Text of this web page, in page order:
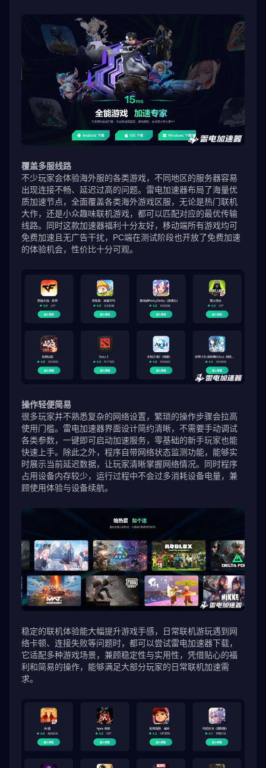
覆盖多服线路
不少玩家会体验海外服的各类游戏，不同地区的服务器容易
出现连接不畅、延迟过高的问题。雷电加速器布局了海量优
质加速节点，全面覆盖各类海外游戏区服，无论是热门联机
大作，还是小众趣味联机游戏，都可以匹配对应的最优传输
线路。同时这款加速器福利十分友好，移动端所有游戏均可
免费加速且无广告干扰，PC端在测试阶段也开放了免费加速
的体验机会，性价比十分可观。
操作轻便简易
很多玩家并不熟悉复杂的网络设置，繁琐的操作步骤会拉高
使用门槛。雷电加速器界面设计简约清晰，不需要手动调试
各类参数，一键即可启动加速服务，零基础的新手玩家也能
快速上手。除此之外，程序自带网络状态监测功能，能够实
时展示当前延迟数据，让玩家清晰掌握网络情况。同时程序
占用设备内存较少，运行过程中不会过多消耗设备电量，兼
顾使用体验与设备续航。
稳定的联机体验能大幅提升游戏手感，日常联机游玩遇到网
络卡顿、连接失败等问题时，都可以尝试雷电加速器下载，
它适配多种游戏场景，兼顾稳定性与实用性，凭借贴心的福
利和简易的操作，能够满足大部分玩家的日常联机加速需
求。